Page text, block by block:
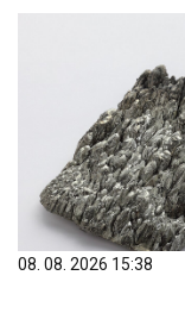
08. 08. 2026 15:38